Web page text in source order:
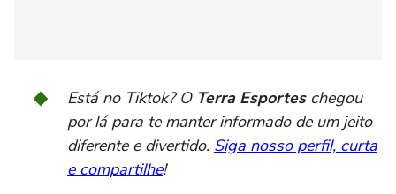
Está no Tiktok? O Terra Esporteschegou
por lá para te manter informado de um jeito
diferente e divertido. Siga nosso perfil, curta
e compartilhe!